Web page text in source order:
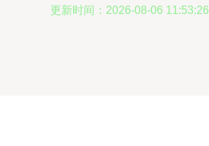
更新时间：2026-08-06 11:53:26